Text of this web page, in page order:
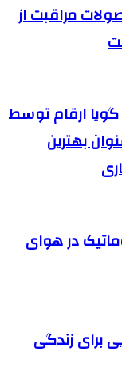
مراقبت از
ارقام توسط
بهترین
در هوای
برای زندگی